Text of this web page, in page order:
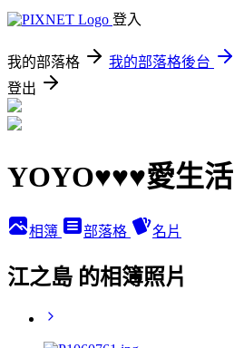
登入
我的部落格 我的部落格後台
登出
YOYO♥♥♥愛生活
相簿 部落格 名片
江之島 的相簿照片